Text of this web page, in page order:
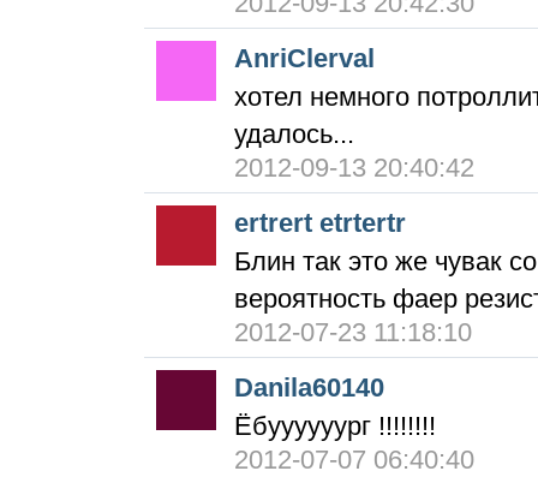
AnriClerval
хотел немного
удалось...
2012-09-13 20:40:42
ertrert etrtertr
Блин так это же чувак
вероятность фаер
2012-07-23 11:18:10
Danila60140
Ёбуууууург !!!!!!!!
2012-07-07 06:40:40